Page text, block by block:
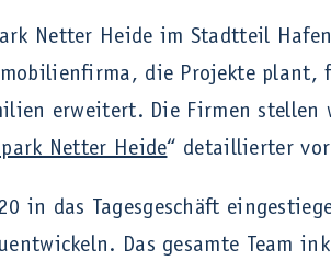
Netter Heide im Stadtteil
die Projekte
erweitert. Die Firmen
Netter Heide“ detaillierter
in das Tagesgeschäft
Das gesamte Team